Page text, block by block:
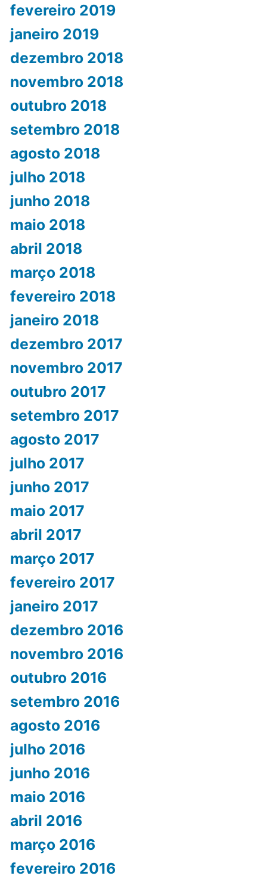
fevereiro 2019
janeiro 2019
dezembro 2018
novembro 2018
outubro 2018
setembro 2018
agosto 2018
julho 2018
junho 2018
maio 2018
abril 2018
março 2018
fevereiro 2018
janeiro 2018
dezembro 2017
novembro 2017
outubro 2017
setembro 2017
agosto 2017
julho 2017
junho 2017
maio 2017
abril 2017
março 2017
fevereiro 2017
janeiro 2017
dezembro 2016
novembro 2016
outubro 2016
setembro 2016
agosto 2016
julho 2016
junho 2016
maio 2016
abril 2016
março 2016
fevereiro 2016